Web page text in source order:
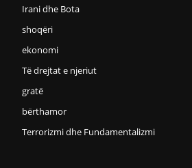
Irani dhe Bota
shoqëri
ekonomi
Të drejtat e njeriut
gratë
bërthamor
Terrorizmi dhe Fundamentalizmi